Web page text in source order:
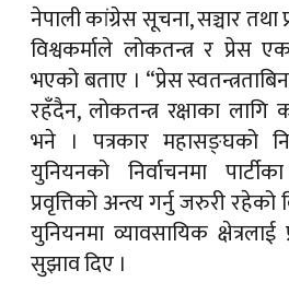
नेपाली कांग्रेस सूचना, सञ्चार तथा
विश्वकर्माले लोकतन्त्र र प्रेस
भएको बताए । “प्रेस
रहँदैन, लोकतन्त्र रक्षाका लागि
भने । पत्रकार महासङ्घको
युनियनको निर्वाचनमा
प्रवृत्तिको अन्त्य गर्नु जरुरी रहेको
युनियनमा व्यावसायिक
सुझाव दिए ।